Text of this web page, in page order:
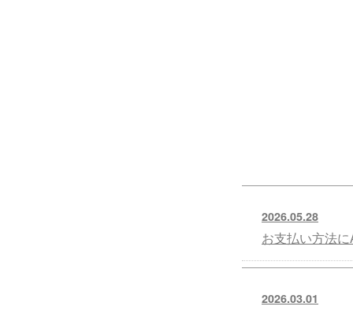
2026.05.28
お支払い方法
2026.03.01